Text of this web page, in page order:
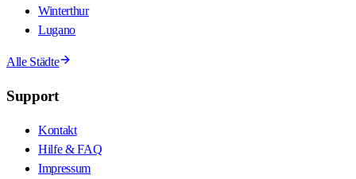
Winterthur
Lugano
Alle Städte
Support
Kontakt
Hilfe & FAQ
Impressum